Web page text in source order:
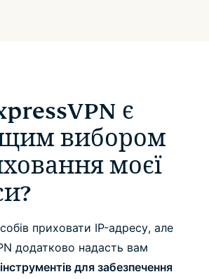
є
вибором
моєї
приховати IP-адресу, але
додатково надасть вам
для забезпечення